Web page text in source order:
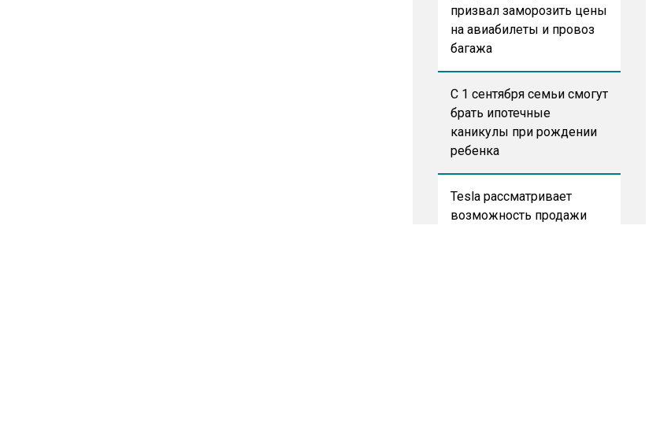
призвал заморозить цены
на авиабилеты и провоз
багажа
С 1 сентября семьи смогут
брать ипотечные
каникулы при рождении
ребенка
Tesla рассматривает
возможность продажи